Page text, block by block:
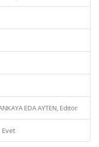
EDA AYTEN, Editör
Evet